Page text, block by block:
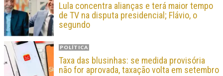
Lula concentra alianças e terá maior tempo
de TV na disputa presidencial; Flávio, o
segundo
POLÍTICA
Taxa das blusinhas: se medida provisória
não for aprovada, taxação volta em setembro